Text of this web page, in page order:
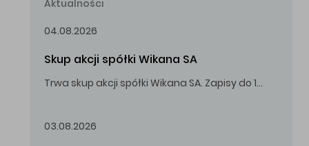
Aktualności
04.08.2026
Skup akcji spółki Wikana SA
Trwa skup akcji spółki Wikana SA. Zapisy do 14.08.2026 r. do godz. 16.00.
03.08.2026